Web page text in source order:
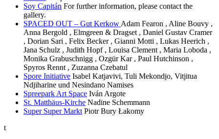
Soy Capitán For further information, please contact the
gallery.
SPACED OUT – Gut Kerkow Adam Fearon , Aline Bouvy ,
Anna Bergold , Elmgreen & Dragset , Daniel Gustav Cramer
, Dorian Sari , Felix Becker , Gianni Motti , Lukas Heerich ,
Jana Schulz , Judith Hopf , Louisa Clement , Maria Loboda ,
Monika Grabuschnigg , Ozgür Kar , Paul Hutchinson ,
Spyros Rennt , Zuzanna Czebatul
Spore Initiative Isabel Katjavivi, Tuli Mekondjo, Vitjitua
Ndjiharine und Nesindano Namises
Spreepark Art Space Iván Argote
St. Matthäus-Kirche Nadine Schemmann
Super Super Markt Piotr Bury Łakomy
t